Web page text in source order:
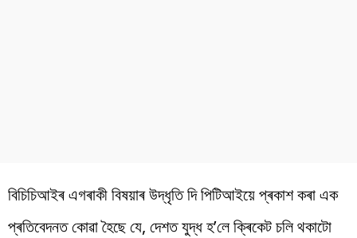
বিচিচিআইৰ এগৰাকী বিষয়াৰ উদ্ধৃতি দি পিটিআইয়ে প্ৰকাশ কৰা এক
প্ৰতিবেদনত কোৱা হৈছে যে, দেশত যুদ্ধ হ’লে ক্ৰিকেট চলি থকাটো